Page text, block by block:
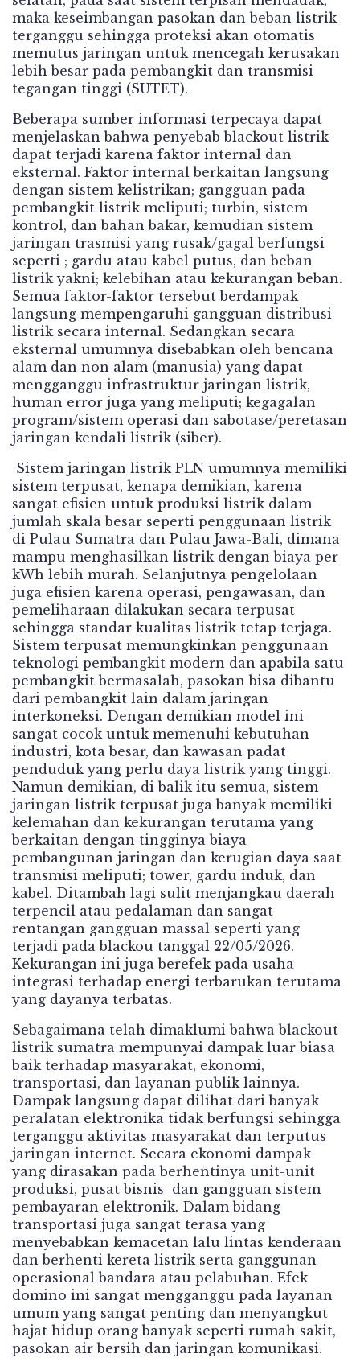
maka keseimbangan pasokan dan beban listrik
terganggu sehingga proteksi akan otomatis
memutus jaringan untuk mencegah kerusakan
lebih besar pada pembangkit dan transmisi
tegangan tinggi (SUTET).
Beberapa sumber informasi terpecaya dapat
menjelaskan bahwa penyebab blackout listrik
dapat terjadi karena faktor internal dan
eksternal. Faktor internal berkaitan langsung
dengan sistem kelistrikan; gangguan pada
pembangkit listrik meliputi; turbin, sistem
kontrol, dan bahan bakar, kemudian sistem
jaringan trasmisi yang rusak/gagal berfungsi
seperti ; gardu atau kabel putus, dan beban
listrik yakni; kelebihan atau kekurangan beban.
Semua faktor-faktor tersebut berdampak
langsung mempengaruhi gangguan distribusi
listrik secara internal. Sedangkan secara
eksternal umumnya disebabkan oleh bencana
alam dan non alam (manusia) yang dapat
mengganggu infrastruktur jaringan listrik,
human error juga yang meliputi; kegagalan
program/sistem operasi dan sabotase/peretasan
jaringan kendali listrik (siber).
Sistem jaringan listrik PLN umumnya memiliki
sistem terpusat, kenapa demikian, karena
sangat efisien untuk produksi listrik dalam
jumlah skala besar seperti penggunaan listrik
di Pulau Sumatra dan Pulau Jawa-Bali, dimana
mampu menghasilkan listrik dengan biaya per
kWh lebih murah. Selanjutnya pengelolaan
juga efisien karena operasi, pengawasan, dan
pemeliharaan dilakukan secara terpusat
sehingga standar kualitas listrik tetap terjaga.
Sistem terpusat memungkinkan penggunaan
teknologi pembangkit modern dan apabila satu
pembangkit bermasalah, pasokan bisa dibantu
dari pembangkit lain dalam jaringan
interkoneksi. Dengan demikian model ini
sangat cocok untuk memenuhi kebutuhan
industri, kota besar, dan kawasan padat
penduduk yang perlu daya listrik yang tinggi.
Namun demikian, di balik itu semua, sistem
jaringan listrik terpusat juga banyak memiliki
kelemahan dan kekurangan terutama yang
berkaitan dengan tingginya biaya
pembangunan jaringan dan kerugian daya saat
transmisi meliputi; tower, gardu induk, dan
kabel. Ditambah lagi sulit menjangkau daerah
terpencil atau pedalaman dan sangat
rentangan gangguan massal seperti yang
terjadi pada blackou tanggal 22/05/2026.
Kekurangan ini juga berefek pada usaha
integrasi terhadap energi terbarukan terutama
yang dayanya terbatas.
Sebagaimana telah dimaklumi bahwa blackout
listrik sumatra mempunyai dampak luar biasa
baik terhadap masyarakat, ekonomi,
transportasi, dan layanan publik lainnya.
Dampak langsung dapat dilihat dari banyak
peralatan elektronika tidak berfungsi sehingga
terganggu aktivitas masyarakat dan terputus
jaringan internet. Secara ekonomi dampak
yang dirasakan pada berhentinya unit-unit
produksi, pusat bisnis dan gangguan sistem
pembayaran elektronik. Dalam bidang
transportasi juga sangat terasa yang
menyebabkan kemacetan lalu lintas kenderaan
dan berhenti kereta listrik serta ganggunan
operasional bandara atau pelabuhan. Efek
domino ini sangat mengganggu pada layanan
umum yang sangat penting dan menyangkut
hajat hidup orang banyak seperti rumah sakit,
pasokan air bersih dan jaringan komunikasi.